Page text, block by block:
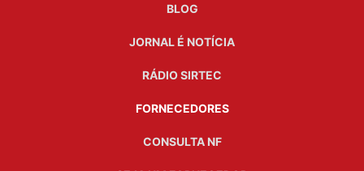
BLOG
JORNAL É NOTÍCIA
RÁDIO SIRTEC
FORNECEDORES
CONSULTA NF